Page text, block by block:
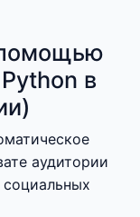
в
аудитории